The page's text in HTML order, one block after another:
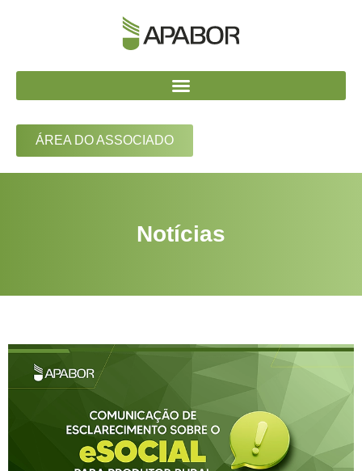
ÁREA DO ASSOCIADO
Notícias